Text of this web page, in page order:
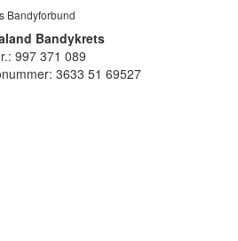
Bandyforbund
Bandykrets
997 371 089
3633 51 69527